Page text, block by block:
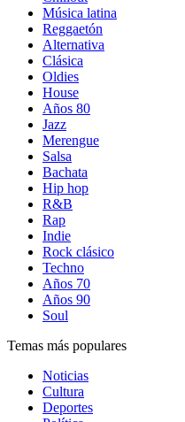
Música latina
Reggaetón
Alternativa
Clásica
Oldies
House
Años 80
Jazz
Merengue
Salsa
Bachata
Hip hop
R&B
Rap
Indie
Rock clásico
Techno
Años 70
Años 90
Soul
Temas más populares
Noticias
Cultura
Deportes